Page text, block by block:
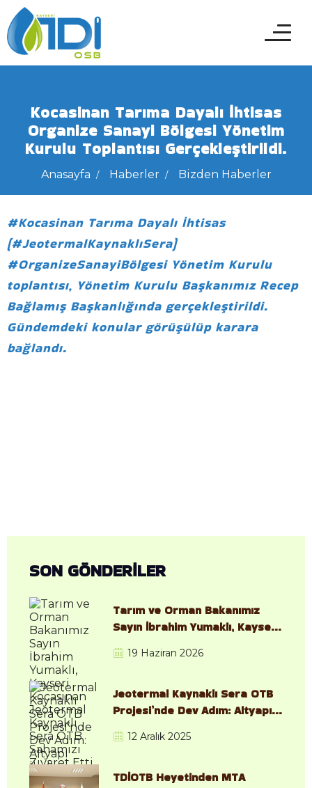
Kocasinan Tarıma Dayalı İhtisas
Organize Sanayi Bölgesi Yönetim
Kurulu Toplantısı Gerçekleştirildi.
Anasayfa Haberler Bizden Haberler
#Kocasinan Tarıma Dayalı İhtisas
(#JeotermalKaynaklıSera)
#OrganizeSanayiBölgesi Yönetim Kurulu
toplantısı, Yönetim Kurulu Başkanımız Recep
Bağlamış Başkanlığında gerçekleştirildi.
Gündemdeki konular görüşülüp karara
bağlandı.
SON GÖNDERİLER
Tarım ve Orman Bakanımız
Sayın İbrahim Yumaklı, Kayseri
Sera OTB Sahamızı Ziyaret
19 Haziran 2026
Jeotermal Kaynaklı Sera OTB
Projesi’nde Dev Adım: Altyapı
12 Aralık 2025
TDİOTB Heyetinden MTA